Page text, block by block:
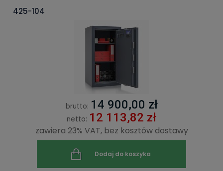
425-104
brutto: 14 900,00 zł
netto: 12 113,82 zł
zawiera 23% VAT, bez kosztów dostawy
Dodaj do koszyka